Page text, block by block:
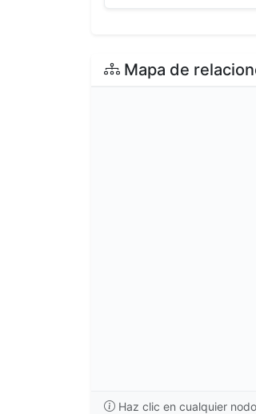
Mapa de
Haz clic en cualquier